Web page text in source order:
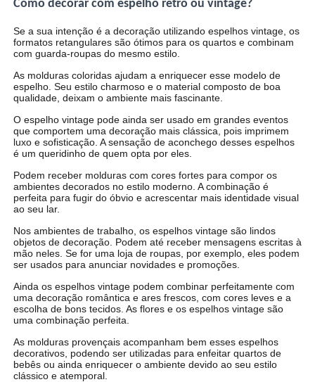
Como decorar com espelho retrô ou vintage?
Se a sua intenção é a decoração utilizando espelhos vintage, os
formatos retangulares são ótimos para os quartos e combinam
com guarda-roupas do mesmo estilo.
As molduras coloridas ajudam a enriquecer esse modelo de
espelho. Seu estilo charmoso e o material composto de boa
qualidade, deixam o ambiente mais fascinante.
O espelho vintage pode ainda ser usado em grandes eventos
que comportem uma decoração mais clássica, pois imprimem
luxo e sofisticação. A sensação de aconchego desses espelhos
é um queridinho de quem opta por eles.
Podem receber molduras com cores fortes para compor os
ambientes decorados no estilo moderno. A combinação é
perfeita para fugir do óbvio e acrescentar mais identidade visual
ao seu lar.
Nos ambientes de trabalho, os espelhos vintage são lindos
objetos de decoração. Podem até receber mensagens escritas à
mão neles. Se for uma loja de roupas, por exemplo, eles podem
ser usados para anunciar novidades e promoções.
Ainda os espelhos vintage podem combinar perfeitamente com
uma decoração romântica e ares frescos, com cores leves e a
escolha de bons tecidos. As flores e os espelhos vintage são
uma combinação perfeita.
As molduras provençais acompanham bem esses espelhos
decorativos, podendo ser utilizadas para enfeitar quartos de
bebês ou ainda enriquecer o ambiente devido ao seu estilo
clássico e atemporal.